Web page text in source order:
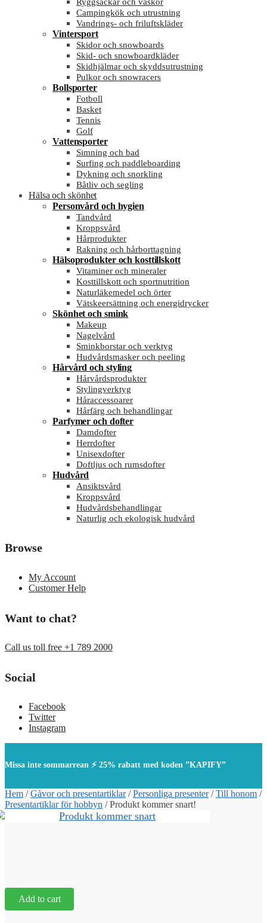
Campingkök och utrustning
Vandrings- och friluftskläder
Vintersport
Skidor och snowboards
Skid- och snowboardkläder
Skidhjälmar och skyddsutrustning
Pulkor och snowracers
Bollsporter
Fotboll
Basket
Tennis
Golf
Vattensporter
Simning och bad
Surfing och paddleboarding
Dykning och snorkling
Båtliv och segling
Hälsa och skönhet
Personvård och hygien
Tandvård
Kroppsvård
Hårprodukter
Rakning och hårborttagning
Hälsoprodukter och kosttillskott
Vitaminer och mineraler
Kosttillskott och sportnutrition
Naturläkemedel och örter
Vätskeersättning och energidrycker
Skönhet och smink
Makeup
Nagelvård
Sminkborstar och verktyg
Hudvårdsmasker och peeling
Hårvård och styling
Hårvårdsprodukter
Stylingverktyg
Håraccessoarer
Hårfärg och behandlingar
Parfymer och dofter
Damdofter
Herrdofter
Unisexdofter
Doftljus och rumsdofter
Hudvård
Ansiktsvård
Kroppsvård
Hudvårdsbehandlingar
Naturlig och ekologisk hudvård
Browse
My Account
Customer Help
Want to chat?
Call us toll free +1 789 2000
Social
Facebook
Twitter
Instagram
Missa inte sommarrean ⚡ 25% rabatt med koden ”KAPIFY”
Hem /Gåvor och presentartiklar/Personliga presenter/Till honom /
Presentartiklar för hobbyn /Produkt kommer snart!
Add to cart